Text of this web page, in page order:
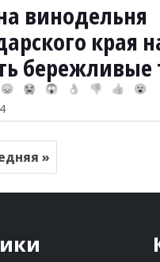
винодельня
края
бережливые
😞 😭 😱 👌 👎 👍 😮
»